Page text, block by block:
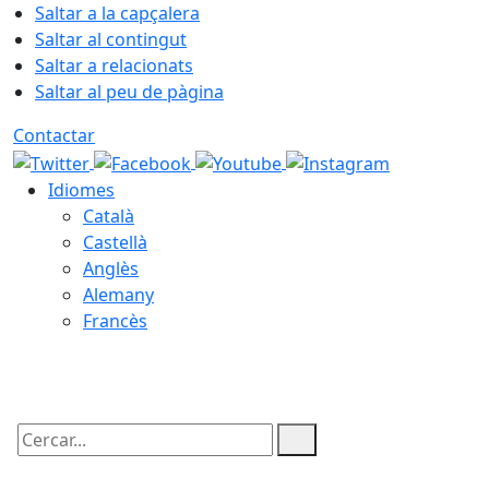
Saltar a la capçalera
Saltar al contingut
Saltar a relacionats
Saltar al peu de pàgina
Contactar
Idiomes
Català
Castellà
Anglès
Alemany
Francès
Cercar: